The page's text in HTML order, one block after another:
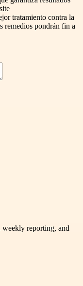
tratamiento contra la
remedios pondrán fin a
reporting, and